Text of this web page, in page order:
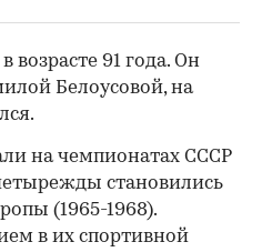
в возрасте 91 года. Он
Белоусовой, на
на чемпионатах СССР
становились
(1965-1968).
в их спортивной